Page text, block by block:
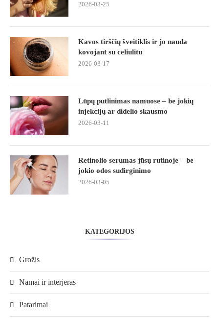
2026-03-25
Kavos tirščių šveitiklis ir jo nauda
kovojant su celiulitu
2026-03-17
Lūpų putlinimas namuose – be jokių
injekcijų ar didelio skausmo
2026-03-11
Retinolio serumas jūsų rutinoje – be
jokio odos sudirginimo
2026-03-05
KATEGORIJOS
Grožis
Namai ir interjeras
Patarimai